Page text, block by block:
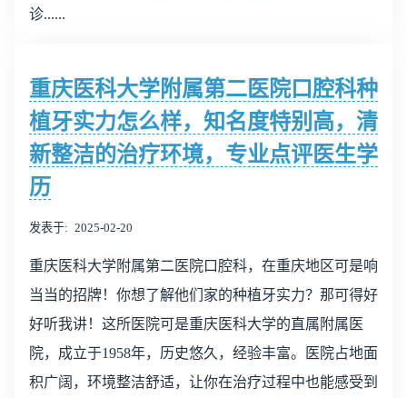
诊......
重庆医科大学附属第二医院口腔科种
植牙实力怎么样，知名度特别高，清
新整洁的治疗环境，专业点评医生学
历
发表于 2025-02-20
重庆医科大学附属第二医院口腔科，在重庆地区可是响
当当的招牌！你想了解他们家的种植牙实力？那可得好
好听我讲！这所医院可是重庆医科大学的直属附属医
院，成立于1958年，历史悠久，经验丰富。医院占地面
积广阔，环境整洁舒适，让你在治疗过程中也能感受到